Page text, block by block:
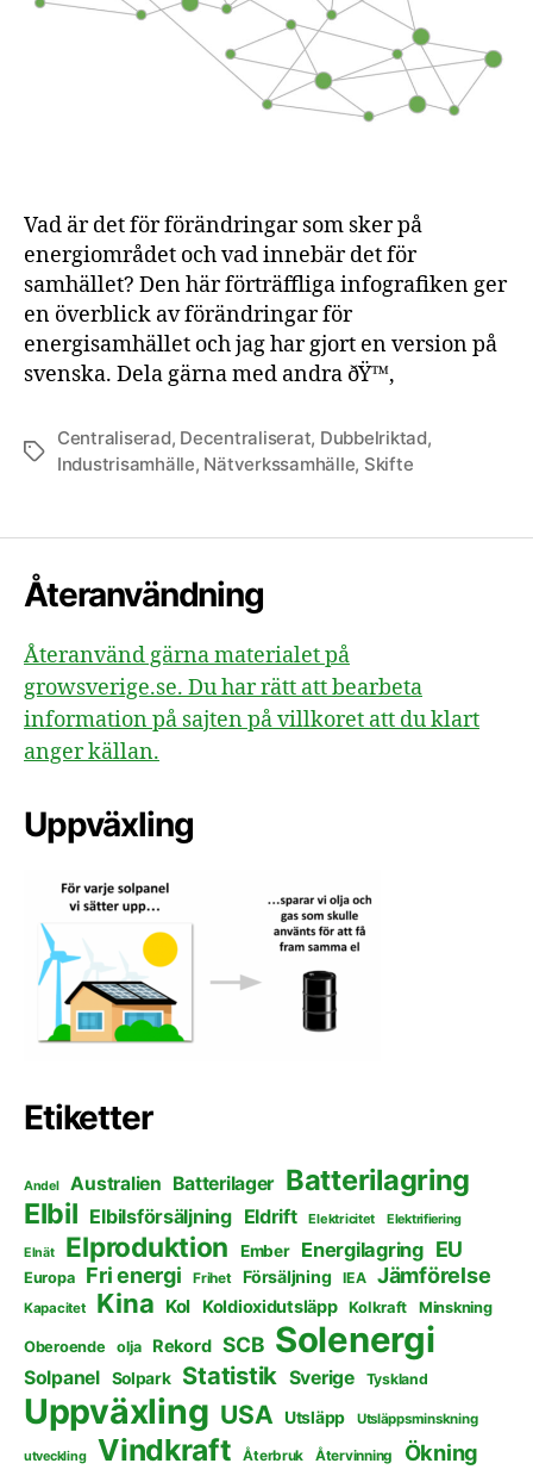
Vad är det för förändringar som sker på
energiområdet och vad innebär det för
samhället? Den här förträffliga infografiken ger
en överblick av förändringar för
energisamhället och jag har gjort en version på
svenska. Dela gärna med andra ðŸ™‚
Etiketter
Centraliserad, Decentraliserat, Dubbelriktad,
Industrisamhälle, Nätverkssamhälle, Skifte
Återanvändning
Återanvänd gärna materialet på
growsverige.se. Du har rätt att bearbeta
information på sajten på villkoret att du klart
anger källan.
Uppväxling
Etiketter
Andel Australien Batterilager Batterilagring
Elbil Elbilsförsäljning Eldrift Elektricitet Elektrifiering
Elnät Elproduktion Ember Energilagring EU
Europa Fri energi Frihet Försäljning IEA Jämförelse
Kapacitet Kina Kol Koldioxidutsläpp Kolkraft Minskning
Oberoende olja Rekord SCB Solenergi
Solpanel Solpark Statistik Sverige Tyskland
Uppväxling USA Utsläpp Utsläppsminskning
utveckling Vindkraft Återbruk Återvinning Ökning